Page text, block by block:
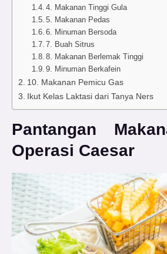
4. Makanan Tinggi Gula
5. Makanan Pedas
6. Minuman Bersoda
7. Buah Sitrus
8. Makanan Berlemak Tinggi
9. Minuman Berkafein
10. Makanan Pemicu Gas
Ikut Kelas Laktasi dari Tanya Ners
Pantangan
Operasi Caesar